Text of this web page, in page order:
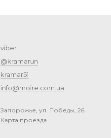
viber
@kramarun
kramar51
info@moire.com.ua
Запорожье, ул. Победы, 26
Карта проезда